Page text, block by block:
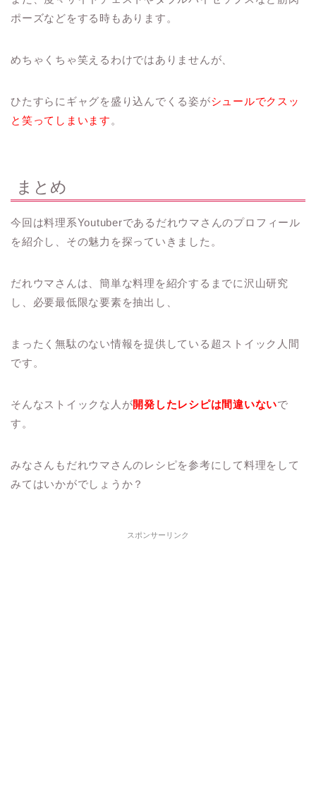
ポーズなどをする時もあります。
めちゃくちゃ笑えるわけではありませんが、
ひたすらにギャグを盛り込んでくる姿がシュールでクスッ
と笑ってしまいます 。
まとめ
今回は料理系Youtuberであるだれウマさんのプロフィール
を紹介し、その魅力を探っていきました。
だれウマさんは、簡単な料理を紹介するまでに沢山研究
し、必要最低限な要素を抽出し、
まったく無駄のない情報を提供している超ストイック人間
です。
そんなストイックな人が開発したレシピは間違いないで
す。
みなさんもだれウマさんのレシピを参考にして料理をして
みてはいかがでしょうか？
スポンサーリンク